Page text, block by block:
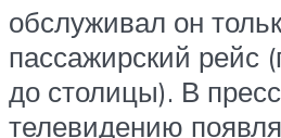
обслуживал он
пассажирский рейс
до столицы). В
телевидению